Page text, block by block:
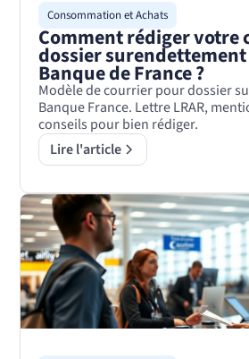
Consommation et Achats
Comment rédiger votre
dossier
Banque de France ?
Modèle de courrier pour dossier
Banque France. Lettre LRAR,
conseils pour bien rédiger.
Lire l'article